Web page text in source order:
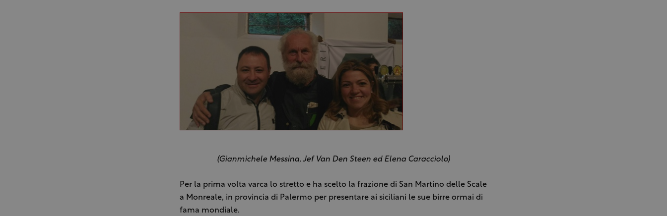
(Gianmichele Messina, Jef Van Den Steen ed Elena Caracciolo)
Per la prima volta varca lo stretto e ha scelto la frazione di San Martino delle Scale
a Monreale, in provincia di Palermo per presentare ai siciliani le sue birre ormai di
fama mondiale.